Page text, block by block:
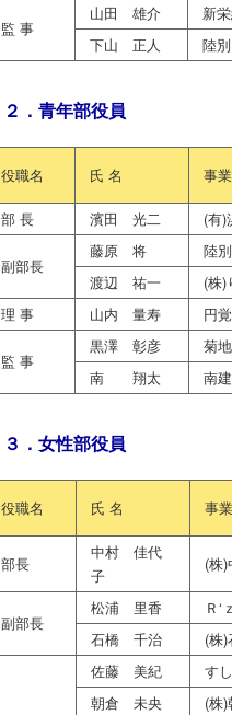
監 事
山田 雄介
新
下山 正人
陸
２．青年部役員
役職名 氏 名 事
部 長 濱田 光二 (有)
副部長
藤原 将
陸
渡辺 祐一
(株)
理 事
山内 量寿 円
監 事
黒澤 彰彦
菊
南 翔太
南
３．女性部役員
役職名 氏 名 事
部長
中村 佳代
子
(株
副部長
松浦 里香
Ｒ‘
石橋 千治
(株
佐藤 美紀
す
朝倉 未央
(株